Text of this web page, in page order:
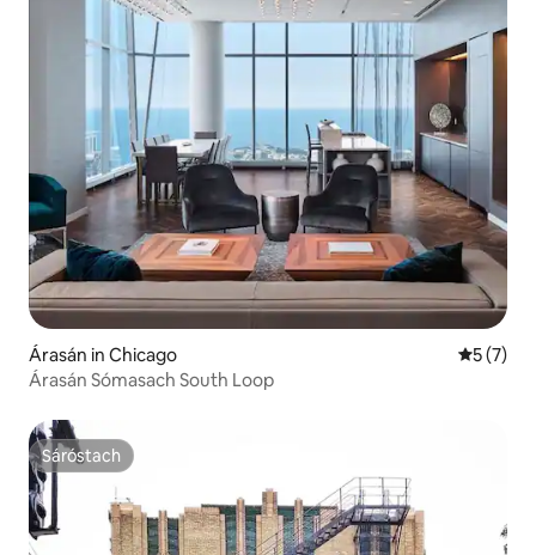
Árasán in Chicago
5 (7)
Árasán Sómasach South Loop
Sáróstach
Sáróstach